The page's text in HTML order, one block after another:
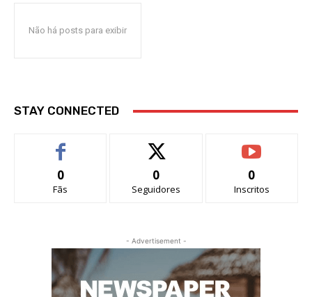
Não há posts para exibir
STAY CONNECTED
0
Fãs
0
Seguidores
0
Inscritos
- Advertisement -